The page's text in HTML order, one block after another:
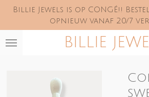
Skip
main
content
BILLIE
Billie Jewels is op CONGÉ!!
opnieuw vanaf 20/7